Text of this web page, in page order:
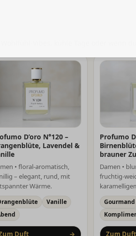
D’oro N°120 –
Lavendel &
• floral-aromatisch,
– elegant, rund, mit
Wärme.
Vanille
Duft →
Profumo
brauner
Damen •
fruchtig-
Gourmand
Zum Duft